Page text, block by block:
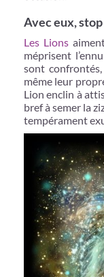
Avec eux, stop
Les Lions
méprisent
sont
même leur
Lion enclin à
bref à semer la
tempérament